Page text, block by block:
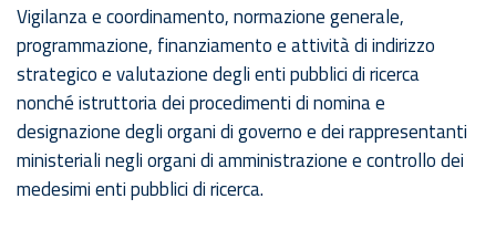
Vigilanza e coordinamento, normazione generale,
programmazione, finanziamento e attività di indirizzo
strategico e valutazione degli enti pubblici di ricerca
nonché istruttoria dei procedimenti di nomina e
designazione degli organi di governo e dei rappresentanti
ministeriali negli organi di amministrazione e controllo dei
medesimi enti pubblici di ricerca.